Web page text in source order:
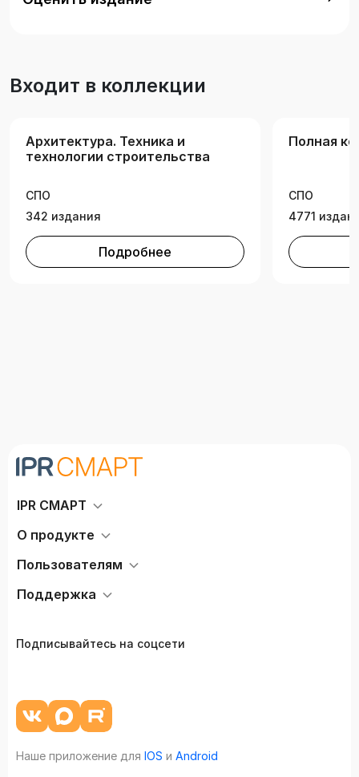
оборудование».
Входит в коллекции
Архитектура. Техника и
технологии строительства
СПО
342 издания
Подробнее
Полная
СПО
4771
IPR СМАРТ
О продукте
Пользователям
Поддержка
Подписывайтесь на соцсети
Наше приложение для IOS и Android